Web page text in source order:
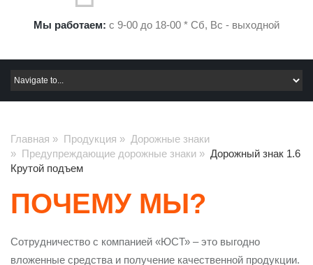
Мы работаем: с 9-00 до 18-00 * Сб, Вс - выходной
Главная » Продукция » Дорожные знаки
» Предупреждающие дорожные знаки » Дорожный знак 1.6
Крутой подъем
ПОЧЕМУ МЫ?
Сотрудничество с компанией «ЮСТ» – это выгодно
вложенные средства и получение качественной продукции.